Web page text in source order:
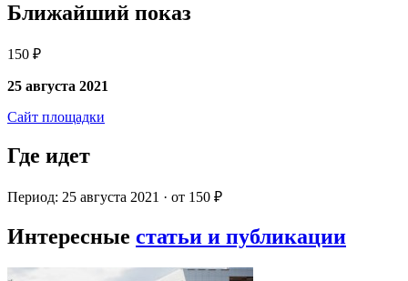
Ближайший показ
150 ₽
25 августа 2021
Сайт площадки
Где идет
Период: 25 августа 2021 · от 150 ₽
Интересные статьи и публикации